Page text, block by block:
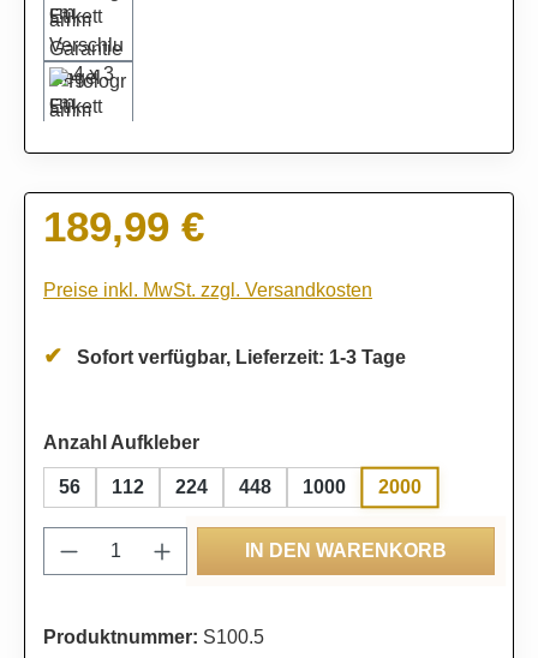
Regulärer Preis:
189,99 €
Preise inkl. MwSt. zzgl. Versandkosten
Sofort verfügbar, Lieferzeit: 1-3 Tage
Anzahl Aufkleberauswählen
56 112 224 448 1000 2000
Produkt Anzahl: Gib den gewünschten
IN DEN WARENKORB
Produktnummer: S100.5